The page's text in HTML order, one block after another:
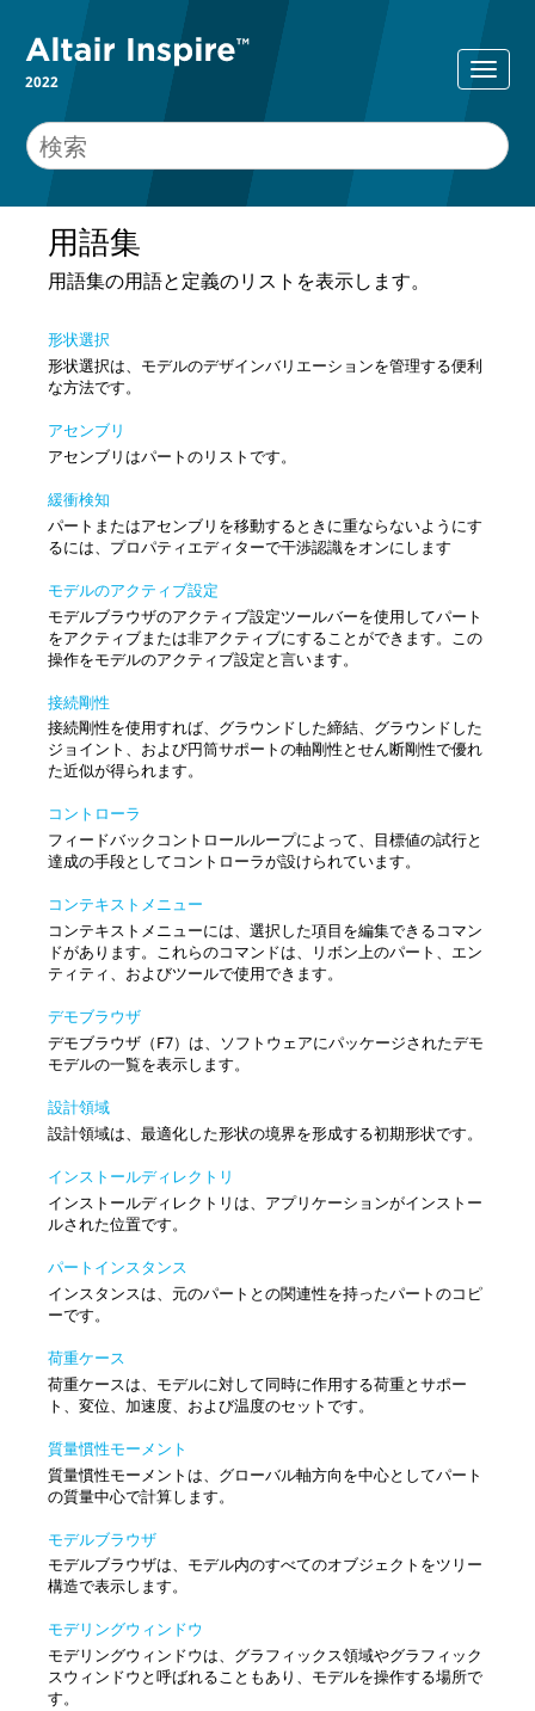
2022
用語集
用語集の用語と定義のリストを表示します。
形状選択
形状選択は、モデルのデザインバリエーションを管理する便利
な方法です。
アセンブリ
アセンブリはパートのリストです。
緩衝検知
パートまたはアセンブリを移動するときに重ならないようにす
るには、プロパティエディターで干渉認識をオンにします
モデルのアクティブ設定
モデルブラウザのアクティブ設定ツールバーを使用してパート
をアクティブまたは非アクティブにすることができます。この
操作をモデルのアクティブ設定と言います。
接続剛性
接続剛性を使用すれば、グラウンドした締結、グラウンドした
ジョイント、および円筒サポートの軸剛性とせん断剛性で優れ
た近似が得られます。
コントローラ
フィードバックコントロールループによって、目標値の試行と
達成の手段としてコントローラが設けられています。
コンテキストメニュー
コンテキストメニューには、選択した項目を編集できるコマン
ドがあります。これらのコマンドは、リボン上のパート、エン
ティティ、およびツールで使用できます。
デモブラウザ
デモブラウザ（F7）は、ソフトウェアにパッケージされたデモ
モデルの一覧を表示します。
設計領域
設計領域は、最適化した形状の境界を形成する初期形状です。
インストールディレクトリ
インストールディレクトリは、アプリケーションがインストー
ルされた位置です。
パートインスタンス
インスタンスは、元のパートとの関連性を持ったパートのコピ
ーです。
荷重ケース
荷重ケースは、モデルに対して同時に作用する荷重とサポー
ト、変位、加速度、および温度のセットです。
質量慣性モーメント
質量慣性モーメントは、グローバル軸方向を中心としてパート
の質量中心で計算します。
モデルブラウザ
モデルブラウザは、モデル内のすべてのオブジェクトをツリー
構造で表示します。
モデリングウィンドウ
モデリングウィンドウは、グラフィックス領域やグラフィック
スウィンドウと呼ばれることもあり、モデルを操作する場所で
す。